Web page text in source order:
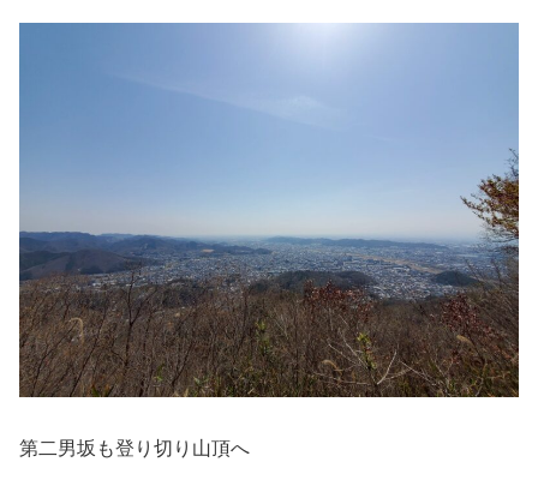
第二男坂も登り切り山頂へ